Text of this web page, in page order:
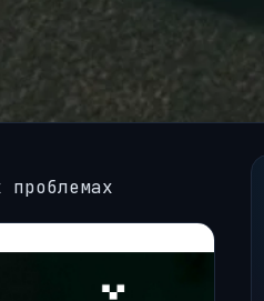
проблемах